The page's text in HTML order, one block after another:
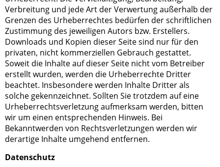
Verbreitung und jede Art der Verwertung außerhalb der
Grenzen des Urheberrechtes bedürfen der schriftlichen
Zustimmung des jeweiligen Autors bzw. Erstellers.
Downloads und Kopien dieser Seite sind nur für den
privaten, nicht kommerziellen Gebrauch gestattet.
Soweit die Inhalte auf dieser Seite nicht vom Betreiber
erstellt wurden, werden die Urheberrechte Dritter
beachtet. Insbesondere werden Inhalte Dritter als
solche gekennzeichnet. Sollten Sie trotzdem auf eine
Urheberrechtsverletzung aufmerksam werden, bitten
wir um einen entsprechenden Hinweis. Bei
Bekanntwerden von Rechtsverletzungen werden wir
derartige Inhalte umgehend entfernen.
Datenschutz